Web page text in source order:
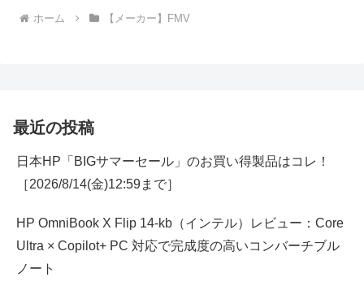
ホーム 【メーカー】FMV
最近の投稿
日本HP「BIGサマーセール」のお買い得製品はコレ！
［2026/8/14(金)12:59まで］
HP OmniBook X Flip 14-kb（インテル）レビュー：Core
Ultra × Copilot+ PC 対応で完成度の高いコンバーチブル
ノート